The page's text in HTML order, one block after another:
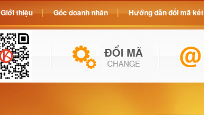
Giới thiệu Góc doanh nhân Hướng dẫn đổi mã két